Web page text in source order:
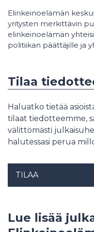
Elinkeinoelämän
yritysten merkittävin
elinkeinoelämän
politiikan päättäjille ja
Tilaa
Haluatko tietää
tilaat tiedotteemme,
välittömästi
halutessasi perua
TILAA
Lue lisää